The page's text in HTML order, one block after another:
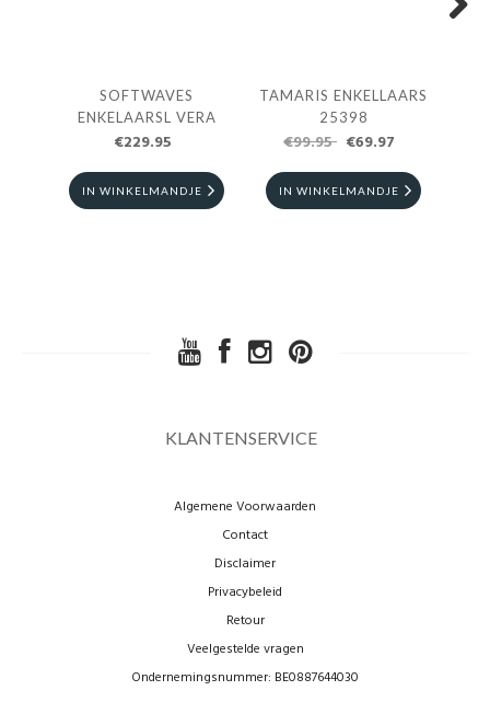
SOFTWAVES
ENKELAARSL VERA
€229.95
IN WINKELMANDJE
TAMARIS ENKELLAARS
25398
€99.95 €69.97
IN WINKELMANDJE
KLANTENSERVICE
Algemene Voorwaarden
Contact
Disclaimer
Privacybeleid
Retour
Veelgestelde vragen
Ondernemingsnummer: BE0887644030